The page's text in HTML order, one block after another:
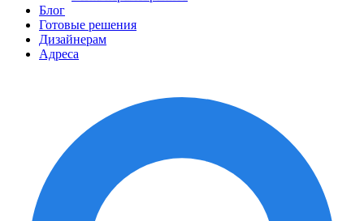
Блог
Готовые решения
Дизайнерам
Адреса